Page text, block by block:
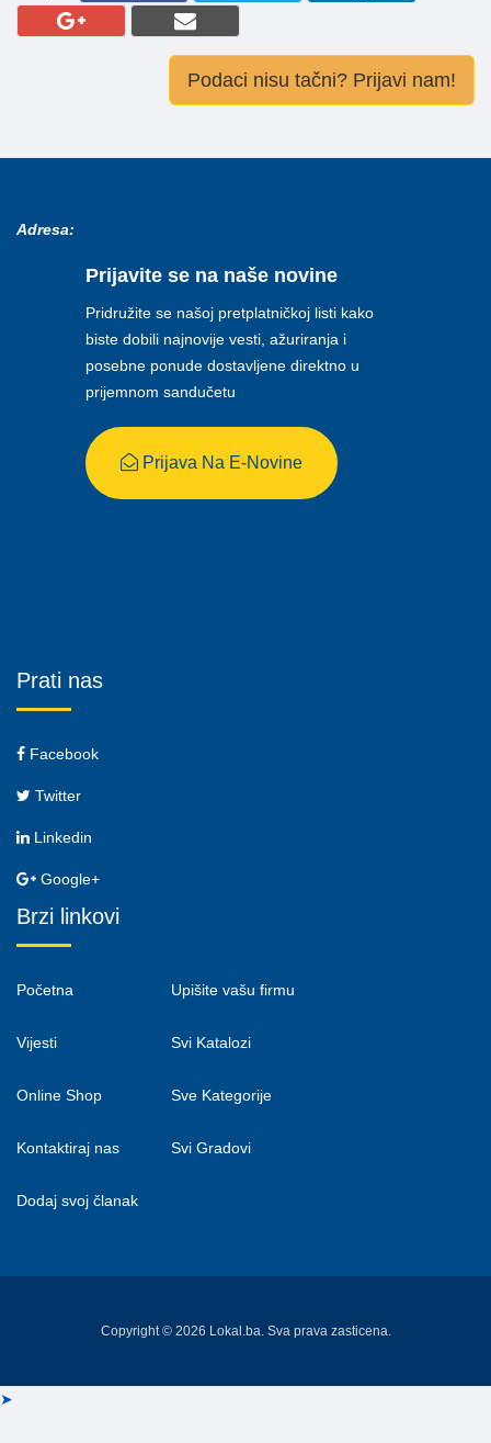
Podaci nisu tačni? Prijavi nam!
Adresa:
Prijavite se na naše novine
Pridružite se našoj pretplatničkoj listi kako
biste dobili najnovije vesti, ažuriranja i
posebne ponude dostavljene direktno u
prijemnom sandučetu
Prijava Na E-Novine
Prati nas
Facebook
Twitter
Linkedin
Google+
Brzi linkovi
Početna
Vijesti
Online Shop
Kontaktiraj nas
Dodaj svoj članak
Upišite vašu firmu
Svi Katalozi
Sve Kategorije
Svi Gradovi
Copyright © 2026 Lokal.ba. Sva prava zasticena.
➤